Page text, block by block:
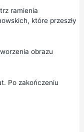
ramienia
które przeszły
obrazu
Po zakończeniu